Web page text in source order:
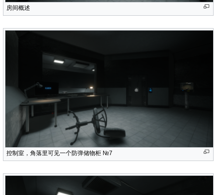
房间概述
控制室，角落里可见一个防弹储物柜 №7